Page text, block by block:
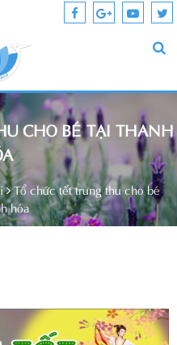
CHO BÉ TẠI THANH
Tổ chức tết trung thu cho bé
hóa